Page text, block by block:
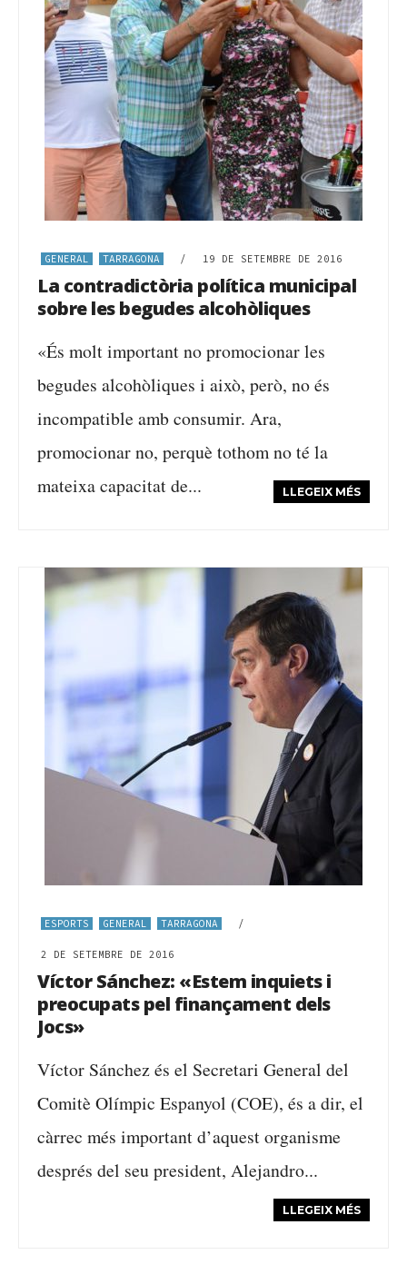
GENERAL TARRAGONA / 19 DE SETEMBRE DE 2016
La contradictòria política municipal
sobre les begudes alcohòliques
«És molt important no promocionar les
begudes alcohòliques i això, però, no és
incompatible amb consumir. Ara,
promocionar no, perquè tothom no té la
mateixa capacitat de...
LLEGEIX MÉS
ESPORTS GENERAL TARRAGONA /
2 DE SETEMBRE DE 2016
Víctor Sánchez: «Estem inquiets i
preocupats pel finançament dels
Jocs»
Víctor Sánchez és el Secretari General del
Comitè Olímpic Espanyol (COE), és a dir, el
càrrec més important d’aquest organisme
després del seu president, Alejandro...
LLEGEIX MÉS